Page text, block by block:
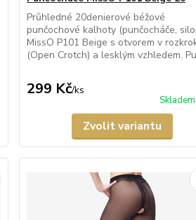
Průhledné 20denierové béžové
punčochové kalhoty (punčocháče,
MissO P101 Beige s otvorem v
(Open Crotch) a lesklým vzhledem.
299 Kč/ks
Zvolit variantu